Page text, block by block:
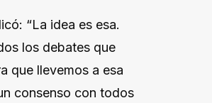
“La idea es esa.
los debates que
que llevemos a esa
consenso con todos